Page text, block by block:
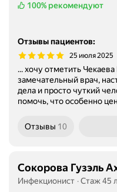
100% рекомендуют
Отзывы пациентов:
25 июля 2025
... хочу отметить
замечательный врач,
дела и просто чуткий
помочь, что особенно
Отзывы 10
Сокорова Гузэль
Инфекционист Стаж 45